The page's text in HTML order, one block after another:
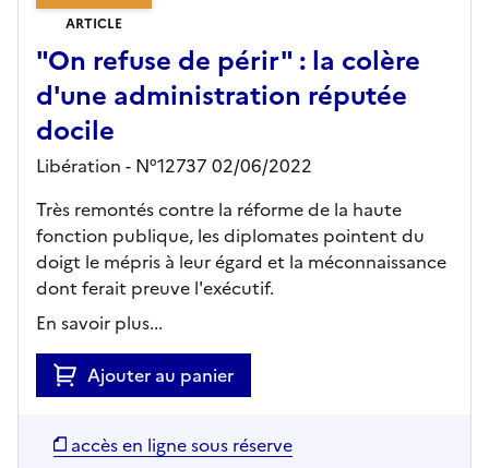
ARTICLE
"On refuse de périr" : la colère
d'une administration réputée
docile
Libération - N°12737 02/06/2022
Très remontés contre la réforme de la haute
fonction publique, les diplomates pointent du
doigt le mépris à leur égard et la méconnaissance
dont ferait preuve l'exécutif.
En savoir plus...
Ajouter au panier
accès en ligne sous réserve